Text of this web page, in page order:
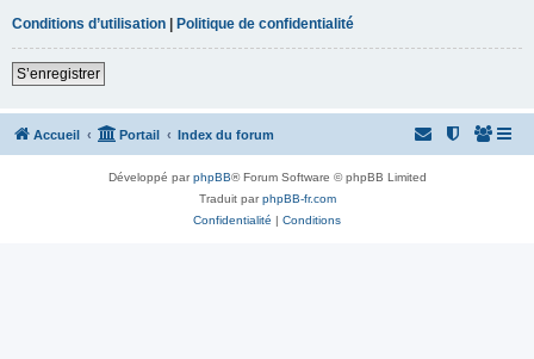
Conditions d’utilisation | Politique de confidentialité
S’enregistrer
Accueil Portail Index du forum
Développé parphpBB® Forum Software © phpBB Limited
Traduit parphpBB-fr.com
Confidentialité | Conditions